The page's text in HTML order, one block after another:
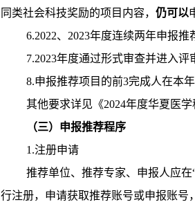
同类社会科技奖励的项目内容， 仍可以
6.2022、2023年度连续两年申报
7.2023年度通过形式审查并进入
8.申报推荐项目的前3完成人在本
其他要求详见《2024年度华夏医
（三）申报推荐程序
1.注册申请
推荐单位、推荐专家、申报人应在
行注册，申请获取推荐账号或申报账号